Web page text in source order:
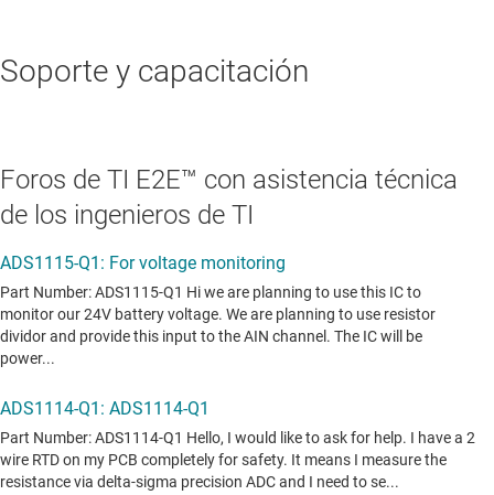
Soporte y capacitación
Foros de TI E2E™ con asistencia técnica
de los ingenieros de TI